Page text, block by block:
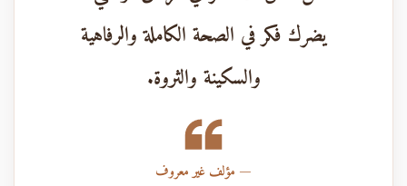
يضرك فكر في الصحة الكاملة والرفاهية
والسكينة والثروة.
مؤلف غير معروف